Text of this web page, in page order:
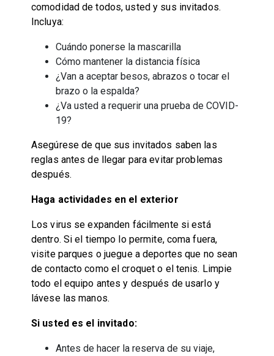
comodidad de todos, usted y sus invitados.
Incluya:
Cuándo ponerse la mascarilla
Cómo mantener la distancia física
¿Van a aceptar besos, abrazos o tocar el
brazo o la espalda?
¿Va usted a requerir una prueba de COVID-
19?
Asegúrese de que sus invitados saben las
reglas antes de llegar para evitar problemas
después.
Haga actividades en el exterior
Los virus se expanden fácilmente si está
dentro. Si el tiempo lo permite, coma fuera,
visite parques o juegue a deportes que no sean
de contacto como el croquet o el tenis. Limpie
todo el equipo antes y después de usarlo y
lávese las manos.
Si usted es el invitado:
Antes de hacer la reserva de su viaje,